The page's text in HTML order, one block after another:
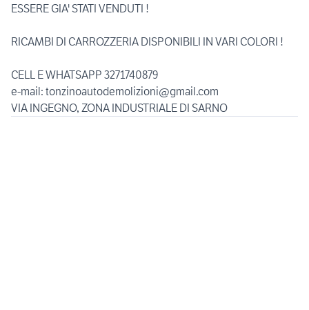
ESSERE GIA' STATI VENDUTI !
RICAMBI DI CARROZZERIA DISPONIBILI IN VARI COLORI !
CELL E WHATSAPP 3271740879
e-mail: tonzinoautodemolizioni@gmail.com
VIA INGEGNO, ZONA INDUSTRIALE DI SARNO